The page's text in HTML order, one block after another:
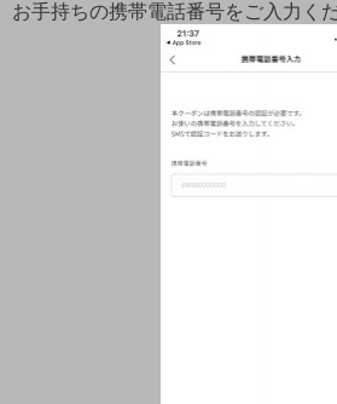
お手持ちの携帯電話番号をご入力くだ